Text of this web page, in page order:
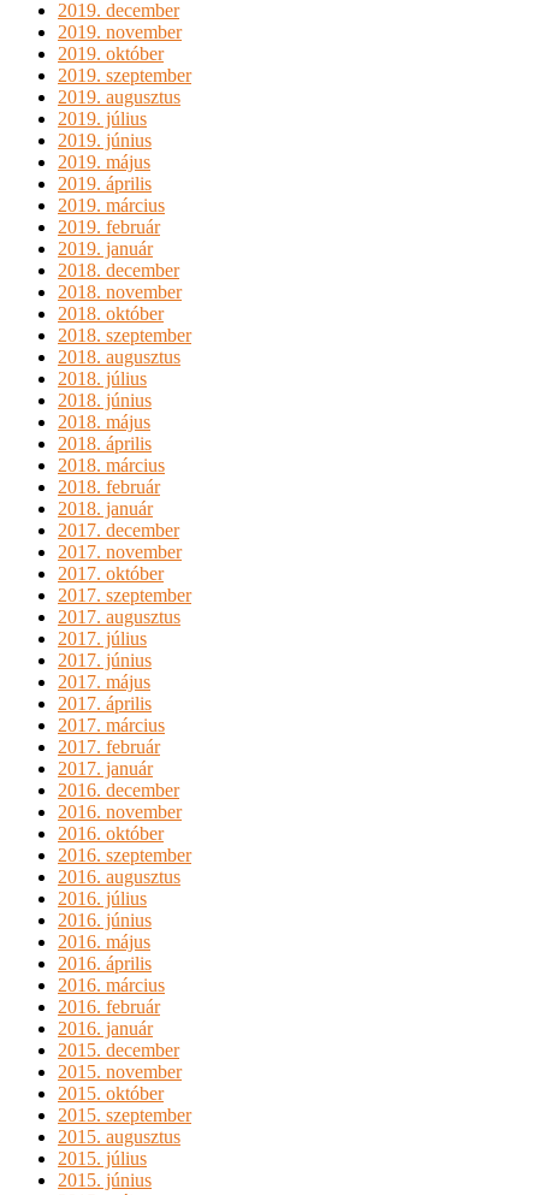
2019. december
2019. november
2019. október
2019. szeptember
2019. augusztus
2019. július
2019. június
2019. május
2019. április
2019. március
2019. február
2019. január
2018. december
2018. november
2018. október
2018. szeptember
2018. augusztus
2018. július
2018. június
2018. május
2018. április
2018. március
2018. február
2018. január
2017. december
2017. november
2017. október
2017. szeptember
2017. augusztus
2017. július
2017. június
2017. május
2017. április
2017. március
2017. február
2017. január
2016. december
2016. november
2016. október
2016. szeptember
2016. augusztus
2016. július
2016. június
2016. május
2016. április
2016. március
2016. február
2016. január
2015. december
2015. november
2015. október
2015. szeptember
2015. augusztus
2015. július
2015. június